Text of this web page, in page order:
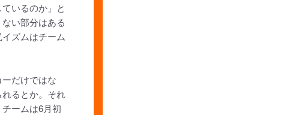
いるのか」と
い部分はある
ズムはチーム
だけではな
るとか。それ
ームは6月初